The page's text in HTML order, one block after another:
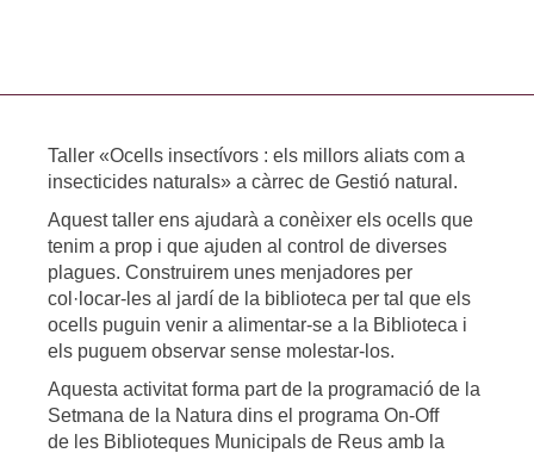
Taller «Ocells insectívors : els millors aliats com a
insecticides naturals» a càrrec de Gestió natural.
Aquest taller ens ajudarà a conèixer els ocells que
tenim a prop i que ajuden al control de diverses
plagues. Construirem unes menjadores per
col·locar-les al jardí de la biblioteca per tal que els
ocells puguin venir a alimentar-se a la Biblioteca i
els puguem observar sense molestar-los.
Aquesta activitat forma part de la programació de la
Setmana de la Natura dins el programa On-Off
de les Biblioteques Municipals de Reus amb la